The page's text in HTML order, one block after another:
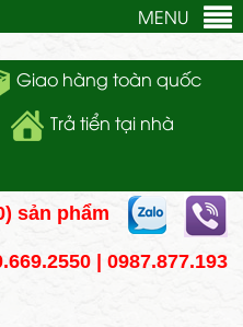
Giao hàng toàn quốc
Trả tiển tại nhà
) sản phẩm
| 0987.877.193
MENU